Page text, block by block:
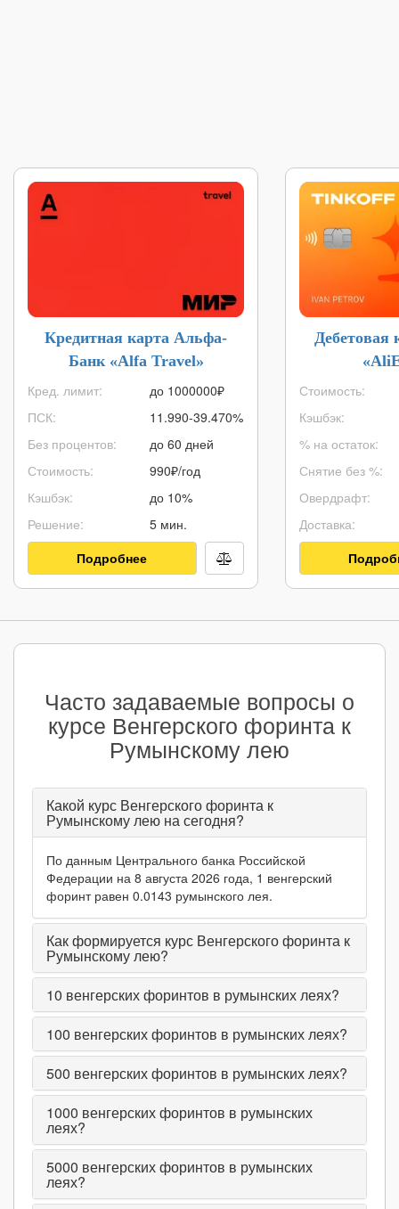
Кредитная карта Альфа-
Банк «Alfa Travel»
Кред. лимит:
ПСК:
Без процентов:
Стоимость:
Кэшбэк:
Решение:
до 1000000₽
11.990-39.470%
до 60 дней
990₽/год
до 10%
5 мин.
Подробнее
Дебетовая
Стоимость:
Кэшбэк:
% на остаток:
Снятие без %:
Овердрафт:
Доставка:
Часто задаваемые вопросы о
курсе Венгерского форинта к
Румынскому лею
Какой курс Венгерского форинта к
Румынскому лею на сегодня?
По данным Центрального банка Российской
Федерации на 8 августа 2026 года, 1 венгерский
форинт равен 0.0143 румынского лея.
Как формируется курс Венгерского форинта к
Румынскому лею?
10 венгерских форинтов в румынских леях?
100 венгерских форинтов в румынских леях?
500 венгерских форинтов в румынских леях?
1000 венгерских форинтов в румынских
леях?
5000 венгерских форинтов в румынских
леях?